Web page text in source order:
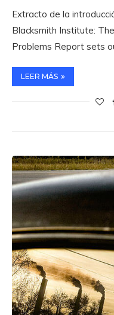
Extracto de la
Blacksmith Institute:
Problems Report sets
LEER MÁS